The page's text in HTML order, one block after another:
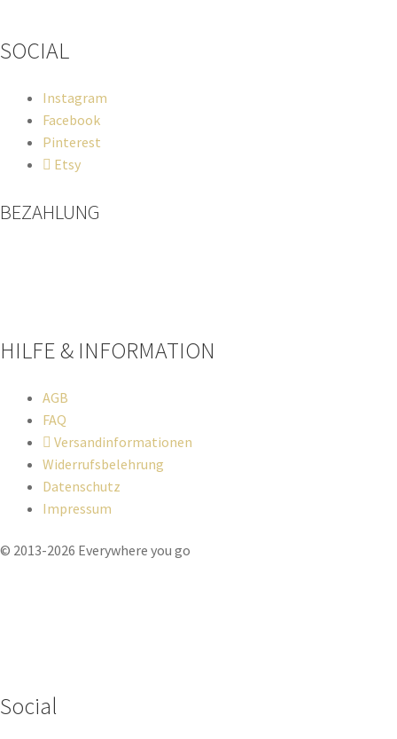
SOCIAL
Instagram
Facebook
Pinterest
Etsy
BEZAHLUNG
HILFE & INFORMATION​
AGB
FAQ
Versandinformationen
Widerrufsbelehrung
Datenschutz
Impressum
© 2013-2026 Everywhere you go
Social